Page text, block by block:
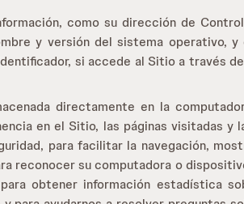
como su dirección de
y versión del sistema operativo,
si accede al Sitio a través
directamente en la
en el Sitio, las páginas visitadas y
para facilitar la navegación,
reconocer su computadora o
obtener información estadística